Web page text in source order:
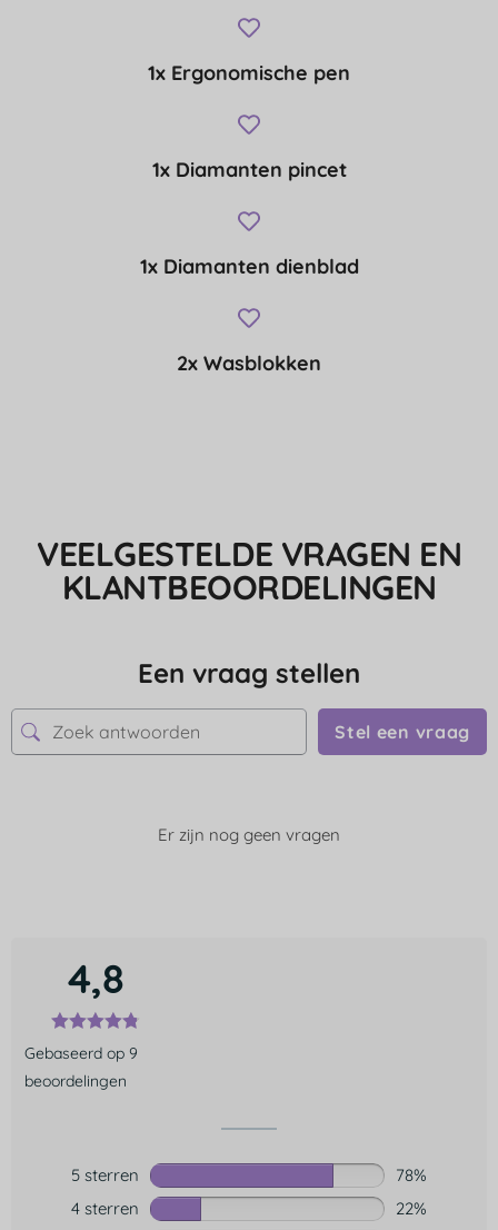
1x Ergonomische pen
1x Diamanten pincet
1x Diamanten dienblad
2x Wasblokken
VEELGESTELDE VRAGEN EN
KLANTBEOORDELINGEN
Een vraag stellen
Stel een vraag
Er zijn nog geen vragen
4,8
Gebaseerd op 9
beoordelingen
5 sterren
78%
4 sterren
22%